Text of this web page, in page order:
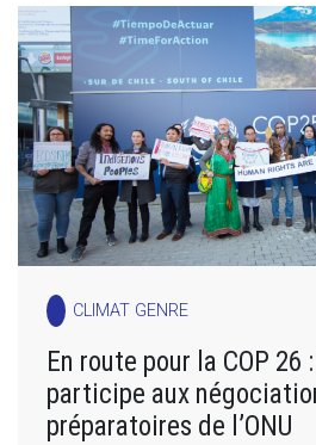
CLIMAT GENRE
En route pour la COP 26
participe aux
préparatoires de l’ONU